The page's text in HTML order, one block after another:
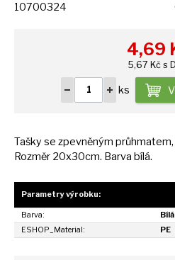
10700324
4,69
5,67 Kč s
ks
Taškyse zpevněným
Rozměr 20x30cm. Barva bílá.
Parametry výrobku:
Barva:
Bílá
ESHOP_Material:
PE